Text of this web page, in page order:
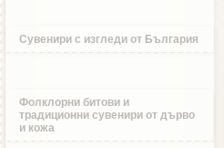
Сувенири с изгледи от България
Фолклорни битови и
традиционни сувенири от дърво
и кожа